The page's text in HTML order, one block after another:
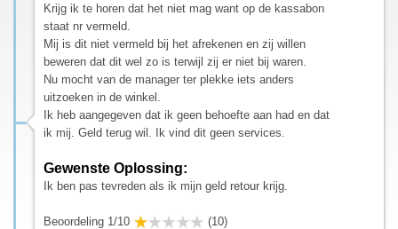
Krijg ik te horen dat het niet mag want op de kassabon
staat nr vermeld.
Mij is dit niet vermeld bij het afrekenen en zij willen
beweren dat dit wel zo is terwijl zij er niet bij waren.
Nu mocht van de manager ter plekke iets anders
uitzoeken in de winkel.
Ik heb aangegeven dat ik geen behoefte aan had en dat
ik mij. Geld terug wil. Ik vind dit geen services.
Gewenste Oplossing:
Ik ben pas tevreden als ik mijn geld retour krijg.
Beoordeling 1/10 (10)